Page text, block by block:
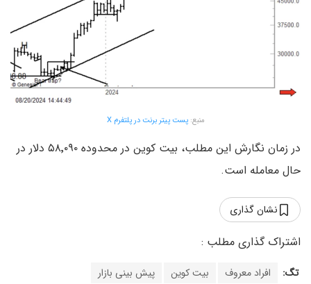
منبع:پست پیتر برنت در پلتفرم X
در زمان نگارش این مطلب، بیت کوین در محدوده ۵۸٬۰۹۰ دلار در
حال معامله است.
نشان گذاری
تگ: افراد معروف بیت کوین
پیش بینی بازار